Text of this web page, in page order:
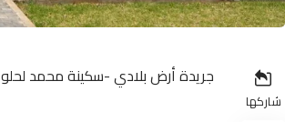
شاركها
جريدة أرض بلادي -سكينة محمد لحلو